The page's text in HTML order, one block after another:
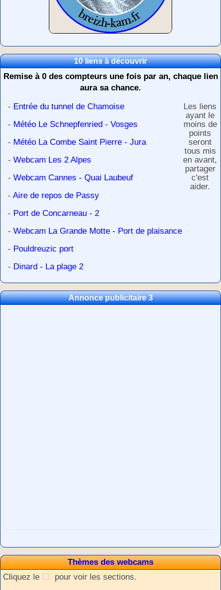
10 liens à découvrir
Remise à 0 des compteurs une fois par an, chaque lien
aura sa chance.
- Entrée du tunnel de Chamoise
- Météo Le Schnepfenried - Vosges
- Météo La Combe Saint Pierre - Jura
- Webcam Les 2 Alpes
- Webcam Cannes - Quai Laubeuf
- Aire de repos de Passy
- Port de Concarneau - 2
- Webcam La Grande Motte - Port de plaisance
- Pouldreuzic port
- Dinard - La plage 2
Les liens
ayant le
moins de
points
seront
tous mis
en avant,
partager
c'est
aider.
Annonce publicitaire 3
Thèmes des webcams
Cliquez le
pour voir les sections.